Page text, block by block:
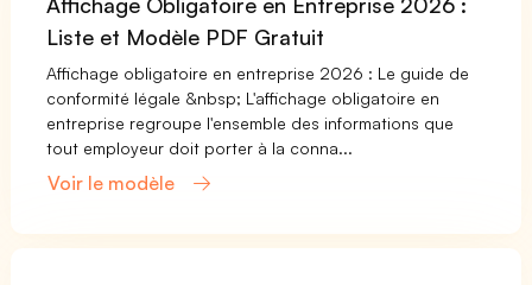
Liste et Modèle PDF Gratuit
Affichage obligatoire en entreprise 2026 : Le guide de
conformité légale &nbsp; L'affichage obligatoire en
entreprise regroupe l'ensemble des informations que
tout employeur doit porter à la conna...
Voir le modèle